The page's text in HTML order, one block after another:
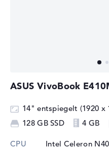
ASUS VivoBook
14" entspiegelt (1920 x
128 GB SSD
4 GB
CPU Intel Celeron